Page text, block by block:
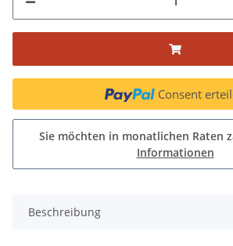
Consent
Sie möchten in monatlichen Raten
Informationen
Beschreibung